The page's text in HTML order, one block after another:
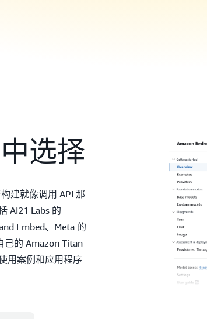
选择
建就像调用 API 那
AI21 Labs 的
Embed、Meta 的
己的 Amazon Titan
用案例和应用程序